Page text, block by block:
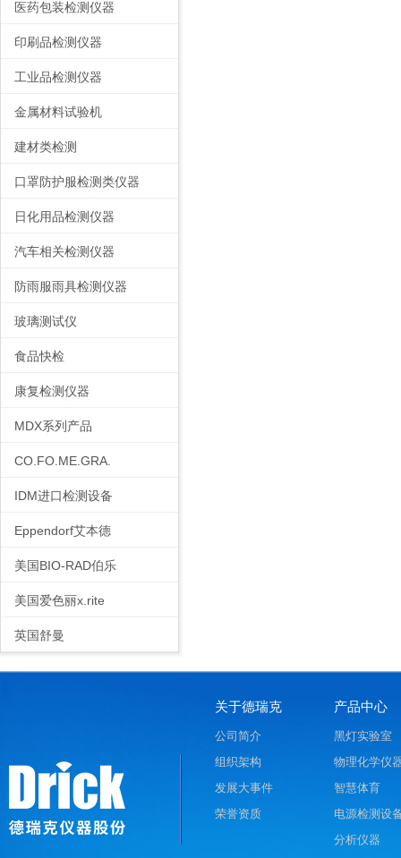
医药包装检测仪器
印刷品检测仪器
工业品检测仪器
金属材料试验机
建材类检测
口罩防护服检测类仪器
日化用品检测仪器
汽车相关检测仪器
防雨服雨具检测仪器
玻璃测试仪
食品快检
康复检测仪器
MDX系列产品
CO.FO.ME.GRA.
IDM进口检测设备
Eppendorf艾本德
美国BIO-RAD伯乐
美国爱色丽x.rite
英国舒曼
关于德瑞克
公司简介
组织架构
发展大事件
荣誉资质
产品中心
黑灯实验室
物理化学仪
智慧体育
电源检测设
分析仪器